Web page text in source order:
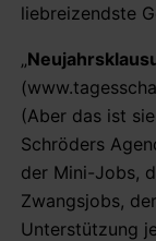
liebreizendste
„
(Aber das ist
Schröders
der Mini-Jobs,
Zwangsjobs,
Unterstützung